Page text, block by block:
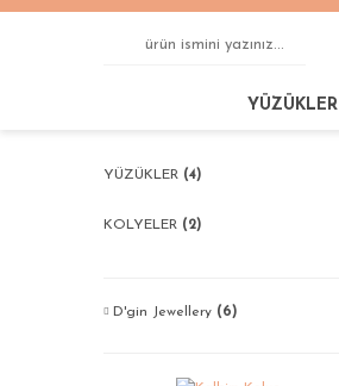
YÜZÜKLER
YÜZÜKLER (4)
KOLYELER (2)
D'gin Jewellery (6)